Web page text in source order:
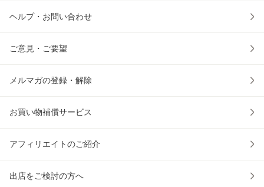
ヘルプ・お問い合わせ
ご意見・ご要望
メルマガの登録・解除
お買い物補償サービス
アフィリエイトのご紹介
出店をご検討の方へ